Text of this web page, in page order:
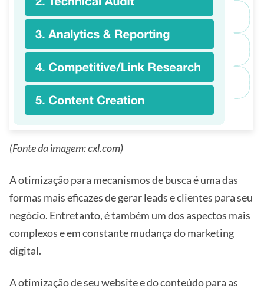
(Fonte da imagem:cxl.com)
A otimização para mecanismos de busca é uma das
formas mais eficazes de gerar leads e clientes para seu
negócio. Entretanto, é também um dos aspectos mais
complexos e em constante mudança do marketing
digital.
A otimização de seu website e do conteúdo para as